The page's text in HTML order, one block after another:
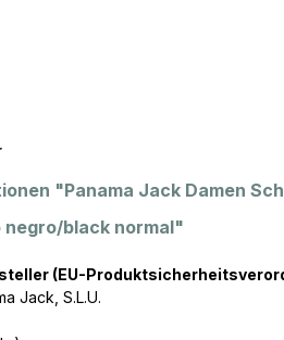
"Panama Jack Damen
negro/black normal"
(EU-
Jack, S.L.U.